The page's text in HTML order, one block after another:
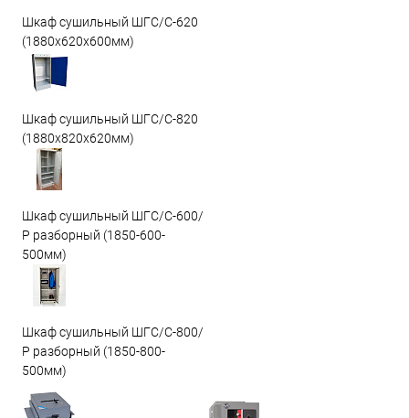
Шкаф сушильный ШГС/C-620
(1880x620x600мм)
Шкаф сушильный ШГС/C-820
(1880x820x620мм)
Шкаф сушильный ШГС/С-600/
Р разборный (1850-600-
500мм)
Шкаф сушильный ШГС/С-800/
Р разборный (1850-800-
500мм)